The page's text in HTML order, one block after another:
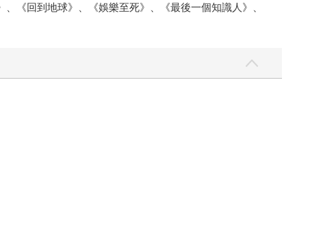
《回到地球》、《娛樂至死》、《最後一個知識人》、